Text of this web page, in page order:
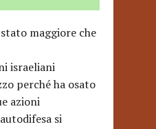
stato maggiore che
israeliani
perché ha osato
azioni
si